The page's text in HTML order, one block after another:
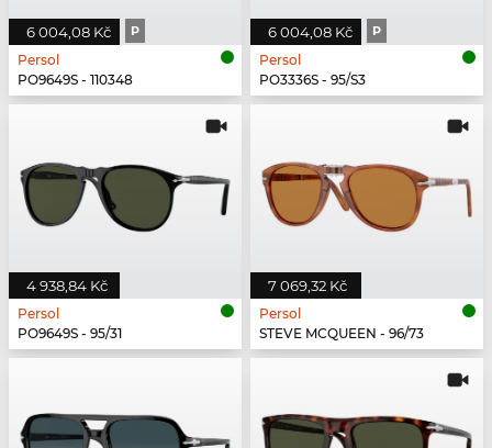
6 004,08 Kč P
Persol
PO9649S - 110348
6 004,08 Kč P
Persol
PO3336S - 95/S3
4 938,84 Kč
Persol
PO9649S - 95/31
7 069,32 Kč
Persol
STEVE MCQUEEN - 96/73